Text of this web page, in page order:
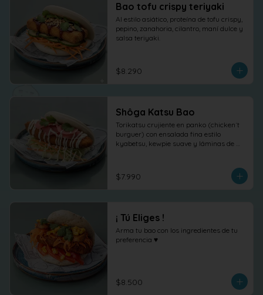
Bao tofu crispy teriyaki
Al estilo asiático, proteína de tofu crispy,
pepino, zanahoria, cilantro, maní dulce y
salsa teriyaki.
$8.290
Shôga Katsu Bao
Torikatsu crujiente en panko (chicken´t
burguer) con ensalada fina estilo
kyabetsu, kewpie suave y láminas de
cilantro fresco.
$7.990
¡ Tú Eliges !
Arma tu bao con los ingredientes de tu
preferencia ♥
$8.500